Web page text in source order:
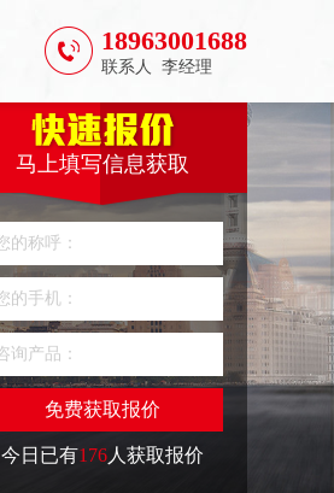
18963001688
联系人 李经理
马上填写信息获取
今日已有176人获取报价